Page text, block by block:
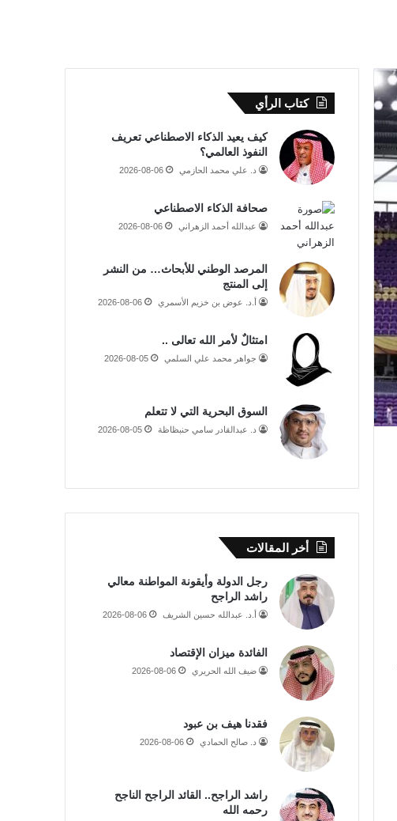
كتاب الرأي
كيف يعيد الذكاء الاصطناعي تعريف
النفوذ العالمي؟
د. علي محمد الحازمي 2026-08-06
صحافة الذكاء الاصطناعي
عبدالله أحمد الزهراني 2026-08-06
المرصد الوطني للأبحاث… من النشر
إلى المنتج
أ.د. عوض بن خزيم الأسمري 2026-08-06
امتثالٌ لأمر الله تعالى ..
جواهر محمد علي السلمي 2026-08-05
السوق البحرية التي لا تتعلم
د. عبدالقادر سامي حنبظاظة 2026-08-05
أخر المقالات
رجل الدولة وأيقونة المواطنة معالي
راشد الراجح
أ.د. عبدالله حسين الشريف 2026-08-06
الفائدة ميزان الإقتصاد
ضيف الله الحريري 2026-08-06
فقدنا هيف بن عبود
د. صالح الحمادي 2026-08-06
راشد الراجح.. القائد الراجح الناجح
رحمه الله